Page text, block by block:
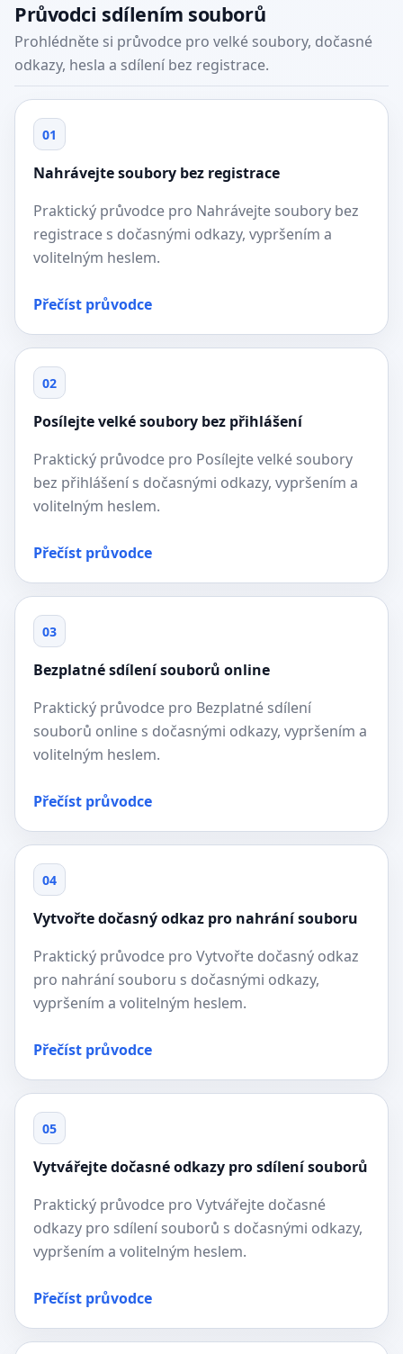
Průvodci sdílením souborů
Prohlédněte si průvodce pro velké soubory, dočasné
odkazy, hesla a sdílení bez registrace.
01
Nahrávejte soubory bez registrace
Praktický průvodce pro Nahrávejte soubory bez
registrace s dočasnými odkazy, vypršením a
volitelným heslem.
Přečíst průvodce
02
Posílejte velké soubory bez přihlášení
Praktický průvodce pro Posílejte velké soubory
bez přihlášení s dočasnými odkazy, vypršením a
volitelným heslem.
Přečíst průvodce
03
Bezplatné sdílení souborů online
Praktický průvodce pro Bezplatné sdílení
souborů online s dočasnými odkazy, vypršením a
volitelným heslem.
Přečíst průvodce
04
Vytvořte dočasný odkaz pro nahrání souboru
Praktický průvodce pro Vytvořte dočasný odkaz
pro nahrání souboru s dočasnými odkazy,
vypršením a volitelným heslem.
Přečíst průvodce
05
Vytvářejte dočasné odkazy pro sdílení souborů
Praktický průvodce pro Vytvářejte dočasné
odkazy pro sdílení souborů s dočasnými odkazy,
vypršením a volitelným heslem.
Přečíst průvodce